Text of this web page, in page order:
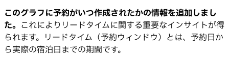
このグラフに予約がいつ作成されたかの情報を追加しまし
た。 これによりリードタイムに関する重要なインサイトが得
られます。リードタイム（予約ウィンドウ）とは、予約日か
ら実際の宿泊日までの期間です。